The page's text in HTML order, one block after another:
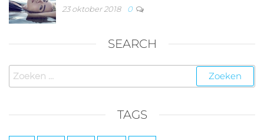
23 oktober 2018 0
SEARCH
Zoeken
naar:
TAGS